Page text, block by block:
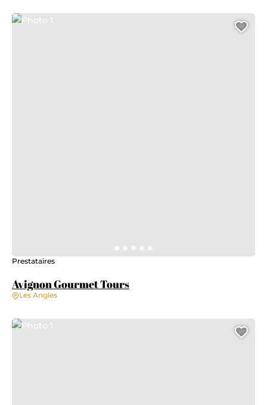
Avignon Gourmet Tours
Prestataires
Les Angles
Photo 1
Photo 1